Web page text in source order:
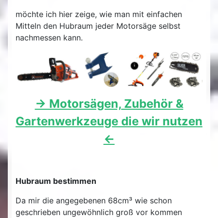
möchte ich hier zeige, wie man mit einfachen
Mitteln den Hubraum jeder Motorsäge selbst
nachmessen kann.
-> Motorsägen, Zubehör &
Gartenwerkzeuge die wir nutzen
<-
Hubraum bestimmen
Da mir die angegebenen 68cm³ wie schon
geschrieben ungewöhnlich groß vor kommen